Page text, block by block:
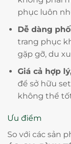
phục luôn
Dễ dàng
trang phục
gặp gỡ, du
Giá cả hợp
để sở hữu
không thể
Ưu điểm
So với các sản